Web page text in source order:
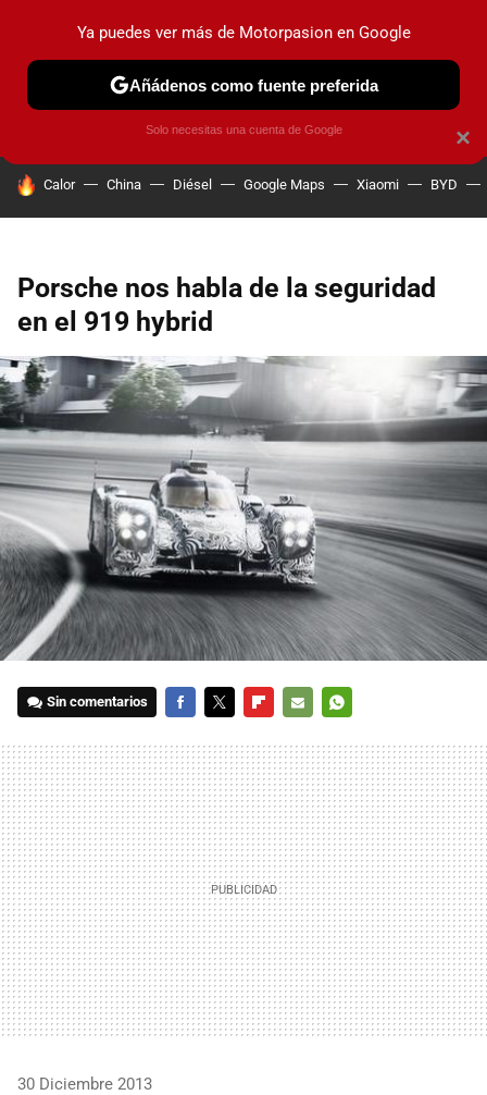
PRUEBAS COCHES ELÉCTRICOS OBSERVATORIO
HOY SE HABLA DE
Calor China Diésel Google Maps Xiaomi BYD
Porsche nos habla de la seguridad
en el 919 hybrid
Sin comentarios
MAIL
30 Diciembre 2013
×
Ya puedes ver más de Motorpasion en Google
Añádenos como fuente preferida
Solo necesitas una cuenta de Google